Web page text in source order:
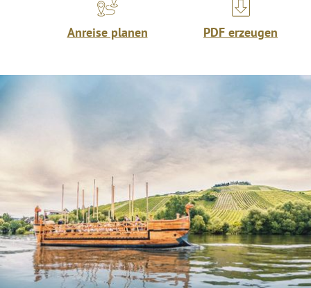
Anreise planen PDF erzeugen